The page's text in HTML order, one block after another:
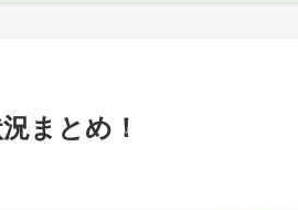
まとめ！